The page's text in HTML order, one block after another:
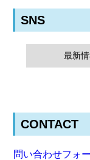
SNS
最新
CONTACT
問い合わせフォ